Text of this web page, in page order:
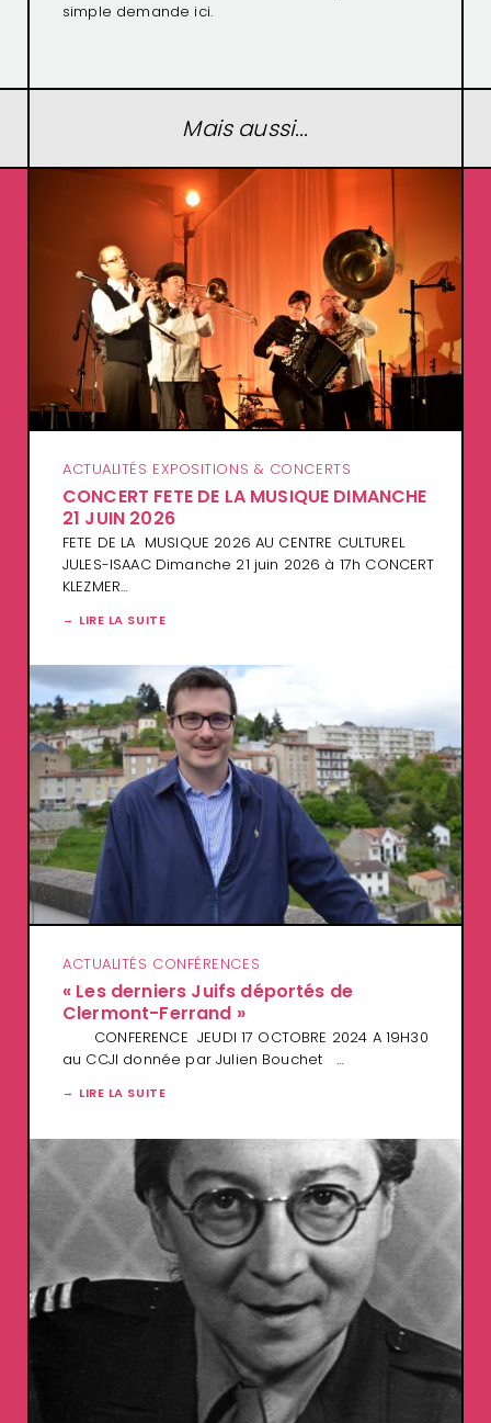
simple demande ici.
Mais aussi...
ACTUALITÉS EXPOSITIONS & CONCERTS
CONCERT FETE DE LA MUSIQUE DIMANCHE
21 JUIN 2026
FETE DE LA MUSIQUE 2026 AU CENTRE CULTUREL
JULES-ISAAC Dimanche 21 juin 2026 à 17h CONCERT
KLEZMER…
LIRE LA SUITE
ACTUALITÉS CONFÉRENCES
« Les derniers Juifs déportés de
Clermont-Ferrand »
CONFERENCE JEUDI 17 OCTOBRE 2024 A 19H30
au CCJI donnée par Julien Bouchet …
LIRE LA SUITE